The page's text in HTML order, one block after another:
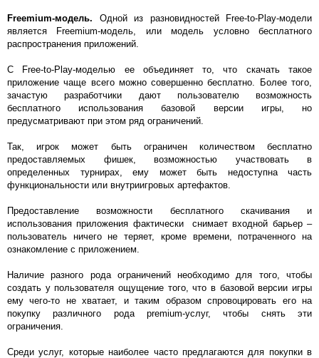
Freemium-модель. Одной из разновидностей Free-to-Play-модели
является Freemium-модель, или модель условно бесплатного
распространения приложений.
С Free-to-Play-моделью ее объединяет то, что скачать такое
приложение чаще всего можно совершенно бесплатно. Более того,
зачастую разработчики дают пользователю возможность
бесплатного использования базовой версии игры, но
предусматривают при этом ряд ограничений.
Так, игрок может быть ограничен количеством бесплатно
предоставляемых фишек, возможностью участвовать в
определенных турнирах, ему может быть недоступна часть
функциональности или внутриигровых артефактов.
Предоставление возможности бесплатного скачивания и
использования приложения фактически снимает входной барьер –
пользователь ничего не теряет, кроме времени, потраченного на
ознакомление с приложением.
Наличие разного рода ограничений необходимо для того, чтобы
создать у пользователя ощущение того, что в базовой версии игры
ему чего-то не хватает, и таким образом спровоцировать его на
покупку различного рода premium-услуг, чтобы снять эти
ограничения.
Среди услуг, которые наиболее часто предлагаются для покупки в